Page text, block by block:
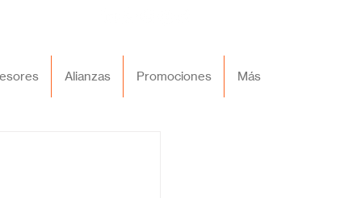
Alianzas Promociones Más